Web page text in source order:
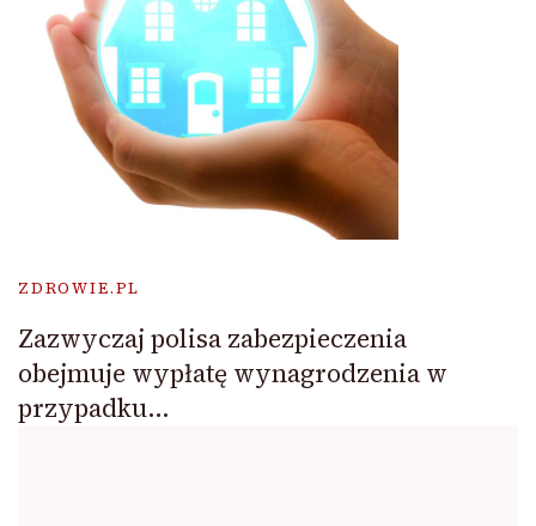
ZDROWIE.PL
Zazwyczaj polisa zabezpieczenia
obejmuje wypłatę wynagrodzenia w
przypadku…